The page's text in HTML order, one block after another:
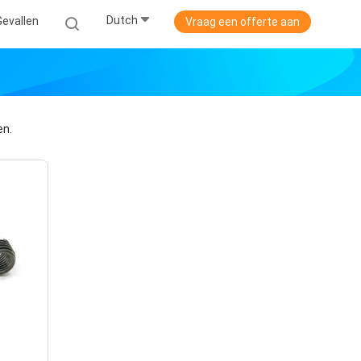
Dutch Vraag een offerte aan